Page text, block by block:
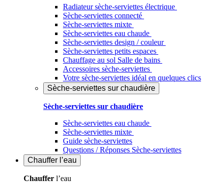
Radiateur sèche-serviettes électrique
Sèche-serviettes connecté
Sèche-serviettes mixte
Sèche-serviettes eau chaude
Sèche-serviettes design / couleur
Sèche-serviettes petits espaces
Chauffage au sol Salle de bains
Accessoires sèche-serviettes
Votre sèche-serviettes idéal en quelques clics
Sèche-serviettes sur chaudière
Sèche-serviettes sur chaudière
Sèche-serviettes eau chaude
Sèche-serviettes mixte
Guide sèche-serviettes
Questions / Réponses Sèche-serviettes
Chauffer l’eau
Chauffer l’eau